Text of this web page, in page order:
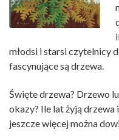
młodsi i starsi czytelnicy
fascynujące są drzewa.
Święte drzewa? Drzewo
okazy? Ile lat żyją drzewa
jeszcze więcej można